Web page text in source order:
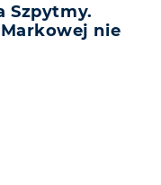
Szpytmy.
nie